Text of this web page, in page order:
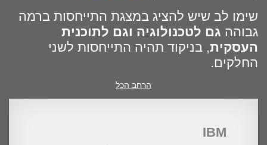
שימו לב שיש להציג במצגת התייחסות ברמה
גבוהה גם לטכנולוגיה וגם לתוכנית
העסקית, בניקוד תהיה התייחסות לשני
החלקים.
הרחב הכל
IBM